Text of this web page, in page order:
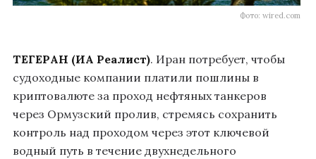
Фото: wired.com
ТЕГЕРАН (ИА Реалист). Иран потребует, чтобы
судоходные компании платили пошлины в
криптовалюте за проход нефтяных танкеров
через Ормузский пролив, стремясь сохранить
контроль над проходом через этот ключевой
водный путь в течение двухнедельного